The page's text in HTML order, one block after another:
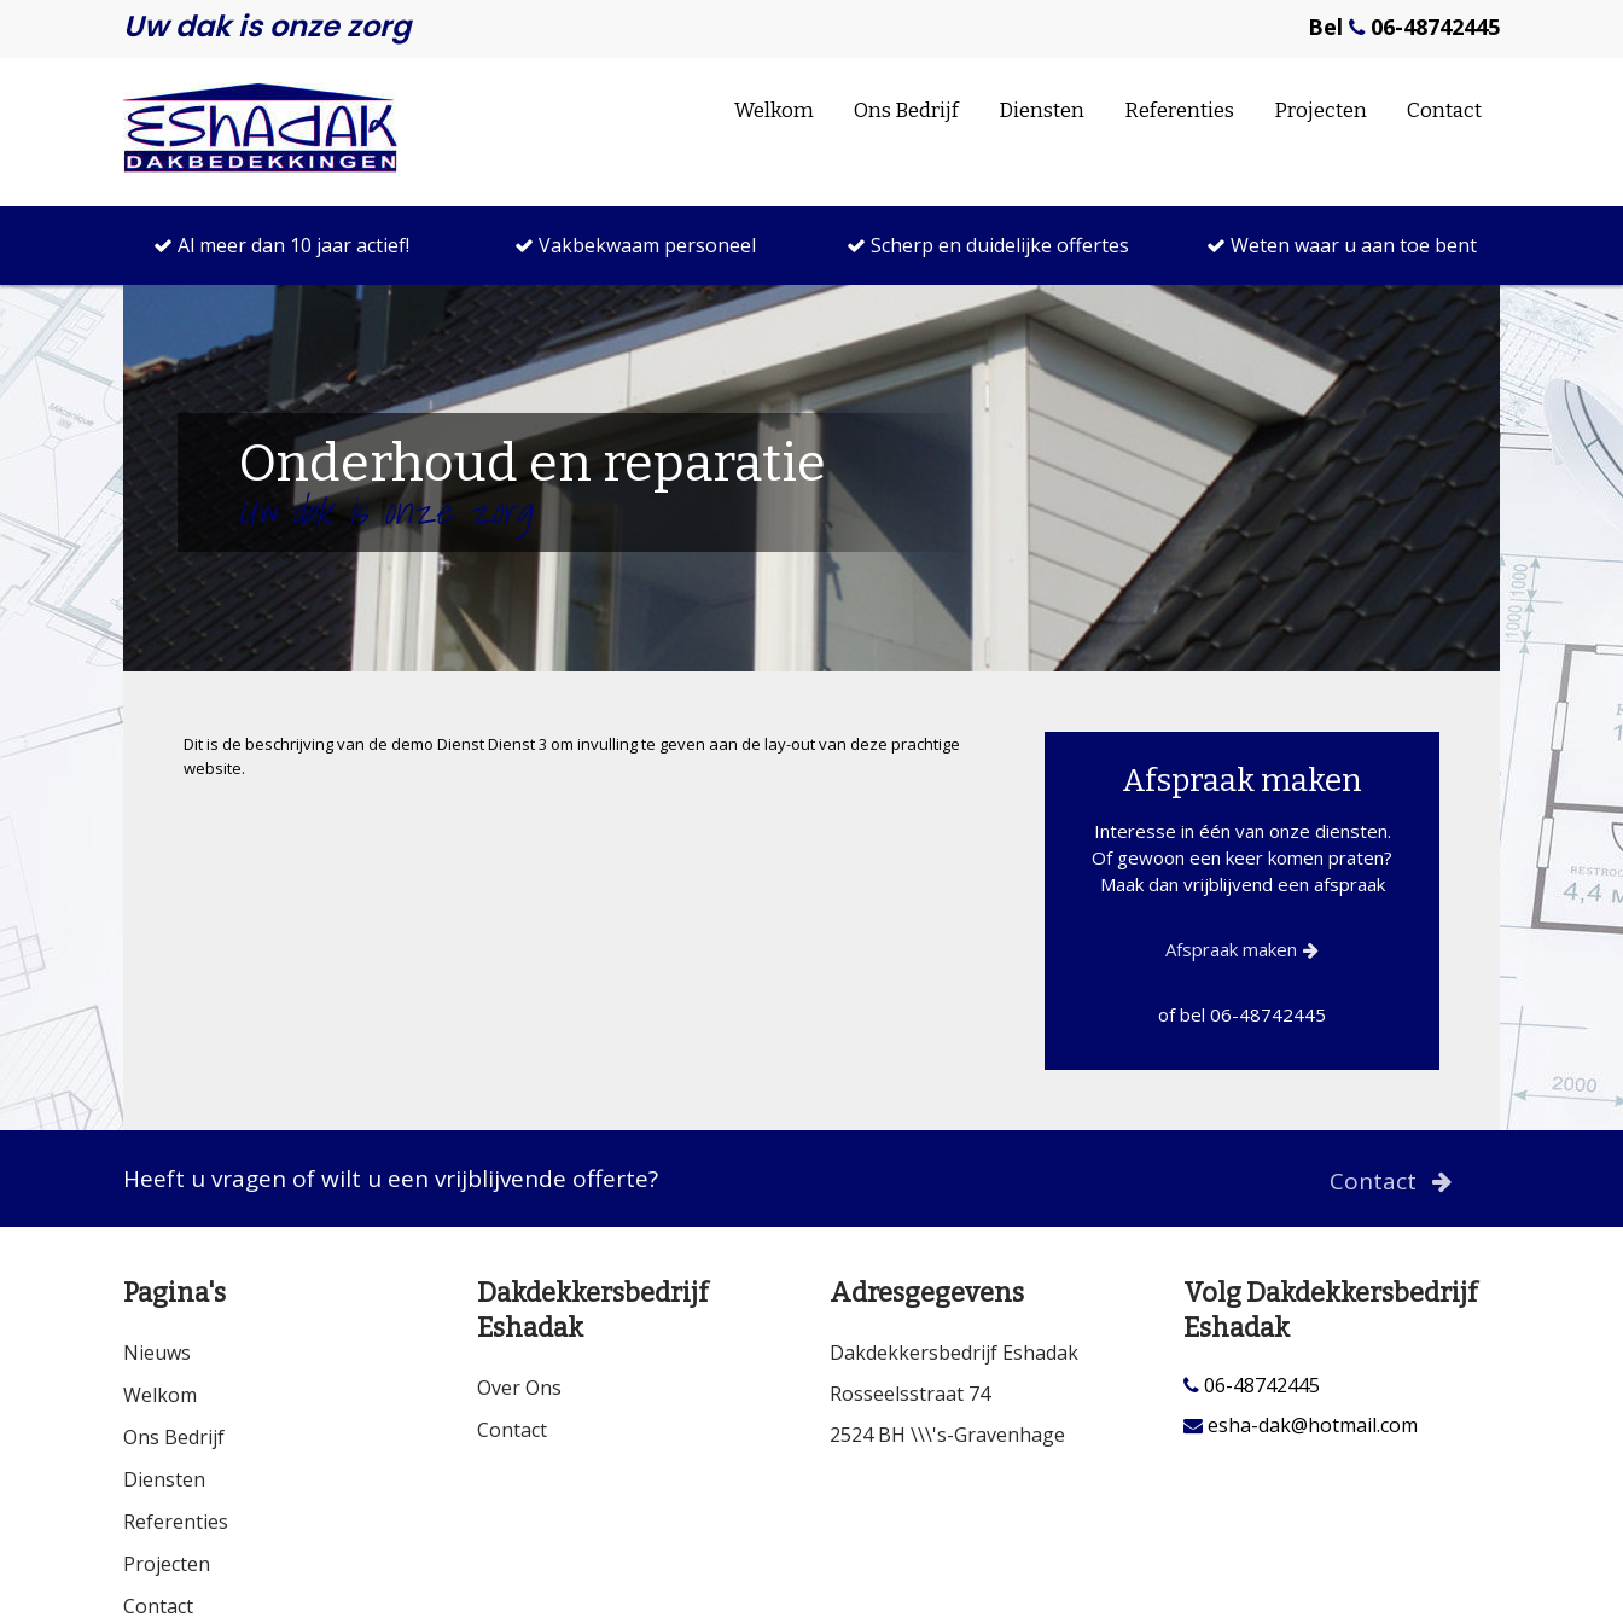
Uw dak is onze zorg Bel 06-48742445
Welkom Ons Bedrijf Diensten Referenties Projecten Contact
Al meer dan 10 jaar actief! Vakbekwaam personeel Scherp en duidelijke offertes Weten waar u aan toe bent
Onderhoud en reparatie
Uw dak is onze zorg
Dit is de beschrijving van de demo Dienst Dienst 3 om invulling te geven aan de lay-out van deze prachtige
website.
Afspraak maken
Interesse in één van onze diensten.
Of gewoon een keer komen praten?
Maak dan vrijblijvend een afspraak
Afspraak maken
of bel 06-48742445
Heeft u vragen of wilt u een vrijblijvende offerte? Contact
Pagina's
Nieuws
Welkom
Ons Bedrijf
Diensten
Referenties
Projecten
Contact
Dakdekkersbedrijf
Eshadak
Over Ons
Contact
Adresgegevens
Dakdekkersbedrijf Eshadak
Rosseelsstraat 74
2524 BH \\\'s-Gravenhage
Volg Dakdekkersbedrijf
Eshadak
06-48742445
esha-dak@hotmail.com